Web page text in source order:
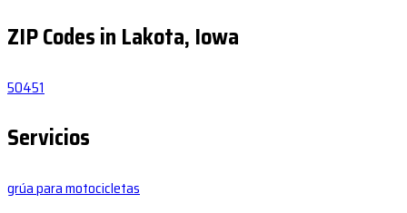
ZIP Codes in Lakota, Iowa
50451
Servicios
grúa para motocicletas